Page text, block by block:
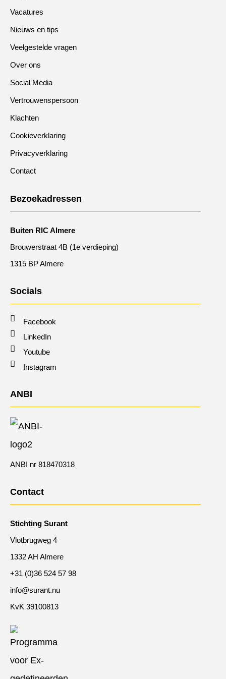
Vacatures
Nieuws en tips
Veelgestelde vragen
Over ons
Social Media
Vertrouwenspersoon
Klachten
Cookieverklaring
Privacyverklaring
Contact
Bezoekadressen
Buiten RIC Almere
Brouwerstraat 4B (1e verdieping)
1315 BP Almere
Socials
Facebook
LinkedIn
Youtube
Instagram
ANBI
ANBI nr 818470318
Contact
Stichting Surant
Vlotbrugweg 4
1332 AH Almere
+31 (0)36 524 57 98
info@surant.nu
KvK 39100813